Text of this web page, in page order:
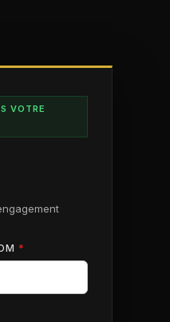
VOTRE
*